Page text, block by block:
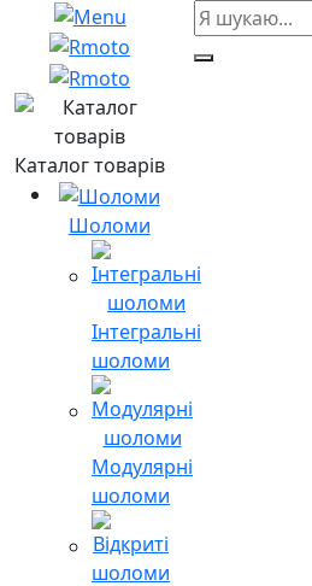
Каталог товарів
Шоломи
Інтегральні
шоломи
Модулярні
шоломи